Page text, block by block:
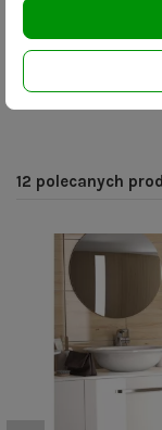
12 polecanych